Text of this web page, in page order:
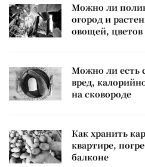
Можно ли
огород и
овощей,
Можно ли есть
вред,
на сковороде
Как хранить
квартире,
балконе